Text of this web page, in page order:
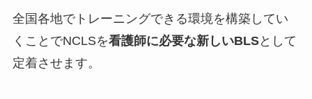
全国各地でトレーニングできる環境を構築してい
くことでNCLSを看護師に必要な新しいBLSとして
定着させます。